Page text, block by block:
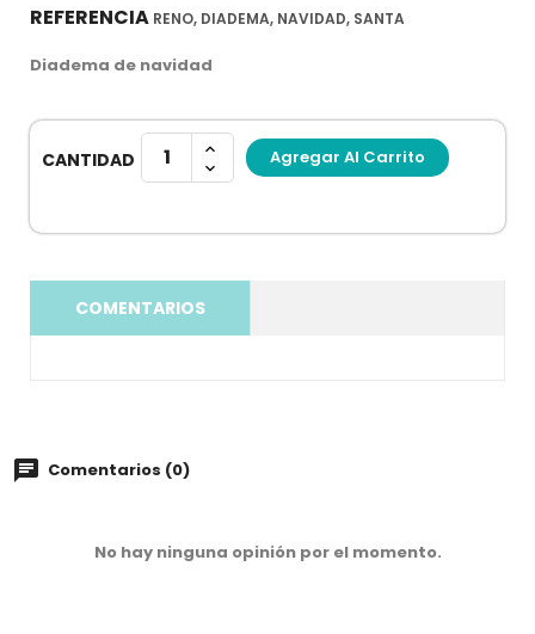
REFERENCIA RENO, DIADEMA, NAVIDAD, SANTA
Diadema de navidad
CANTIDAD Agregar Al Carrito
COMENTARIOS
Comentarios (0)
No hay ninguna opinión por el momento.